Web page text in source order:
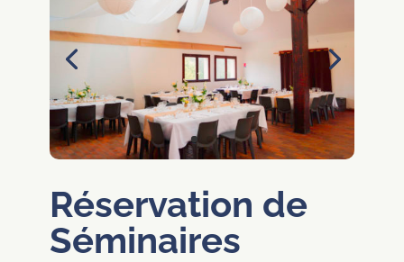
Réservation de
Séminaires